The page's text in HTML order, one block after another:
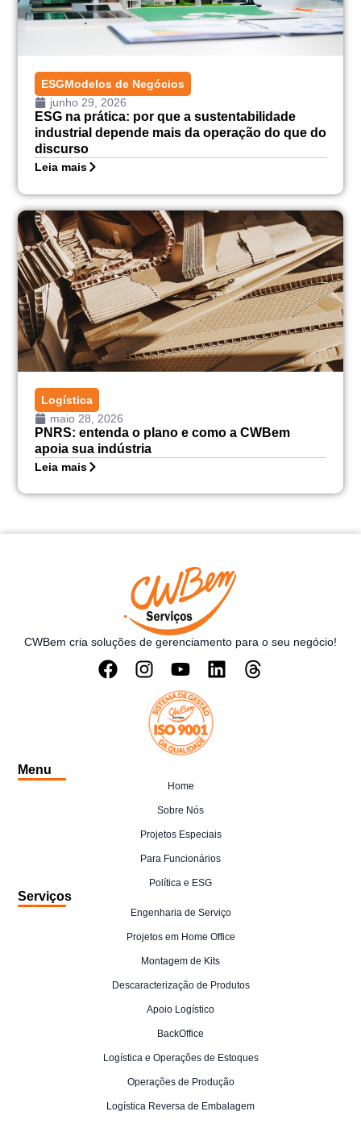
ESGModelos de Negócios
junho 29, 2026
ESG na prática: por que a sustentabilidade
industrial depende mais da operação do que do
discurso
Leia mais
Logística
maio 28, 2026
PNRS: entenda o plano e como a CWBem
apoia sua indústria
Leia mais
CWBem cria soluções de gerenciamento para o seu negócio!
Menu
Home
Sobre Nós
Projetos Especiais
Para Funcionários
Política e ESG
Serviços
Engenharia de Serviço
Projetos em Home Office
Montagem de Kits
Descaracterização de Produtos
Apoio Logístico
BackOffice
Logística e Operações de Estoques
Operações de Produção
Logística Reversa de Embalagem